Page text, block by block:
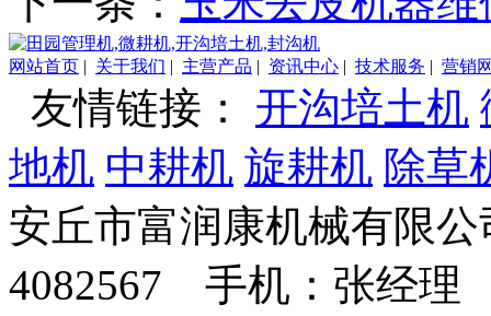
网站首页 | 关于我们 | 主营产品 | 资讯中心 | 技术服务 | 营销
友情链接： 开沟培土机
地机 中耕机 旋耕机 除草
安丘市富润康机械有限
4082567 手机：张经